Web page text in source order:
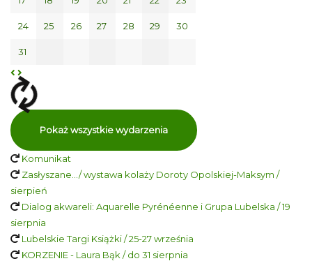
24 25 26 27 28 29 30
31
Pokaż wszystkie wydarzenia
Komunikat
Zasłyszane…/ wystawa kolaży Doroty Opolskiej-Maksym /
sierpień
Dialog akwareli: Aquarelle Pyrénéenne i Grupa Lubelska / 19
sierpnia
Lubelskie Targi Książki / 25-27 września
KORZENIE - Laura Bąk / do 31 sierpnia